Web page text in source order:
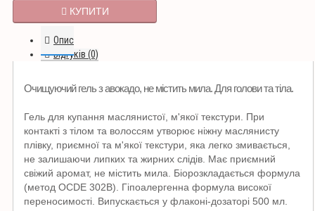
КУПИТИ
Опис
Відгуків (0)
Очищуючий гель з авокадо, не містить мила.Для голови та тіла.
Гель для купання маслянистої, м'якої текстури. При
контакті з тілом та волоссям утворює ніжну маслянисту
плівку, приємної та м'якої текстури, яка легко змивається,
не залишаючи липких та жирних слідів. Має приємний
свіжий аромат, не містить мила. Біорозкладається формула
(метод OCDE 302B). Гіпоалергенна формула високої
переносимості. Випускається у флаконі-дозаторі 500 мл.